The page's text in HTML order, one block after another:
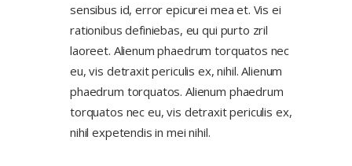
sensibus id, error epicurei mea et. Vis ei
rationibus definiebas, eu qui purto zril
laoreet. Alienum phaedrum torquatos nec
eu, vis detraxit periculis ex, nihil. Alienum
phaedrum torquatos. Alienum phaedrum
torquatos nec eu, vis detraxit periculis ex,
nihil expetendis in mei nihil.